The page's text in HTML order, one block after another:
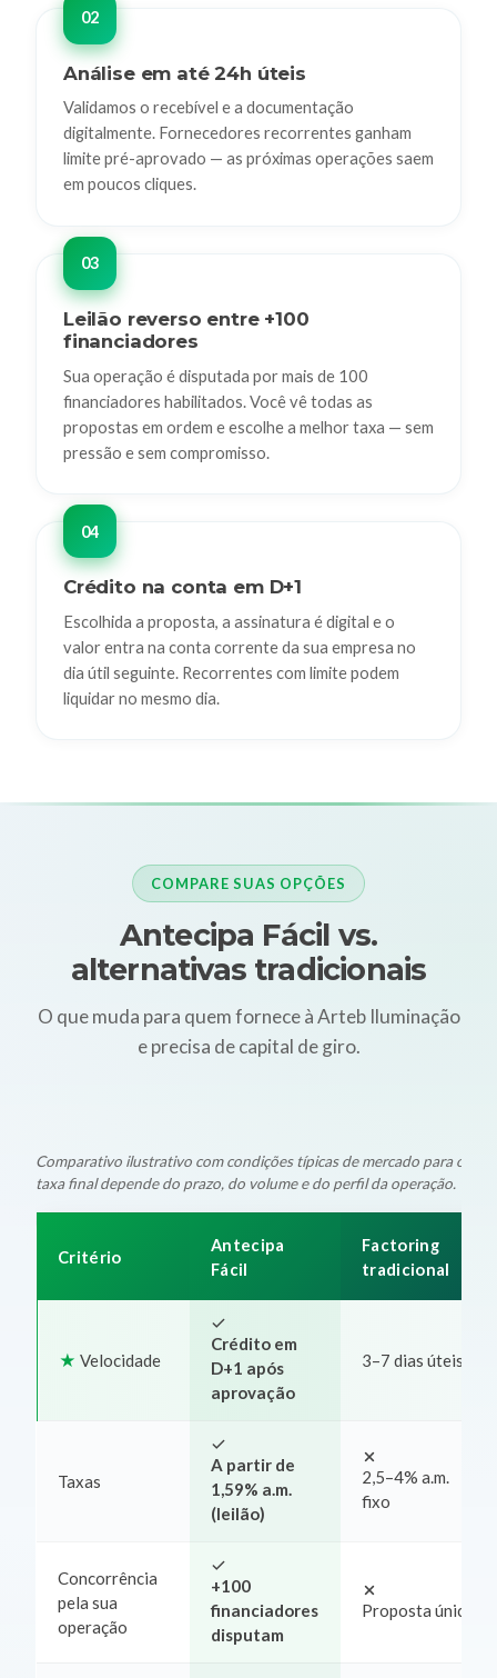
Análise em até 24h úteis
Validamos o recebível e a documentação
digitalmente. Fornecedores recorrentes ganham
limite pré-aprovado — as próximas operações saem
em poucos cliques.
Leilão reverso entre +100
financiadores
Sua operação é disputada por mais de 100
financiadores habilitados. Você vê todas as
propostas em ordem e escolhe a melhor taxa — sem
pressão e sem compromisso.
Crédito na conta em D+1
Escolhida a proposta, a assinatura é digital e o
valor entra na conta corrente da sua empresa no
dia útil seguinte. Recorrentes com limite podem
liquidar no mesmo dia.
COMPARE SUAS OPÇÕES
Antecipa Fácil vs.
alternativas tradicionais
O que muda para quem fornece à Arteb Iluminação
e precisa de capital de giro.
Comparativo ilustrativo com condições típicas de mercado para
taxa final depende do prazo, do volume e do perfil da operação.
Critério
Antecipa
Fácil
Factoring
tradicional
Velocidade
Crédito em
D+1 após
aprovação
3–7 dias úteis
Taxas
A partir de
1,59% a.m.
(leilão)
2,5–4% a.m.
fixo
Concorrência
pela sua
operação
+100
financiadores
disputam
Proposta única